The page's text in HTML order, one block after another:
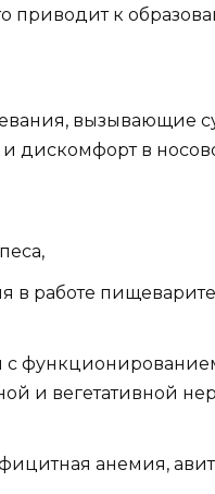
приводит к
вызывающие
дискомфорт в
в работе
с
и вегетативной
анемия,